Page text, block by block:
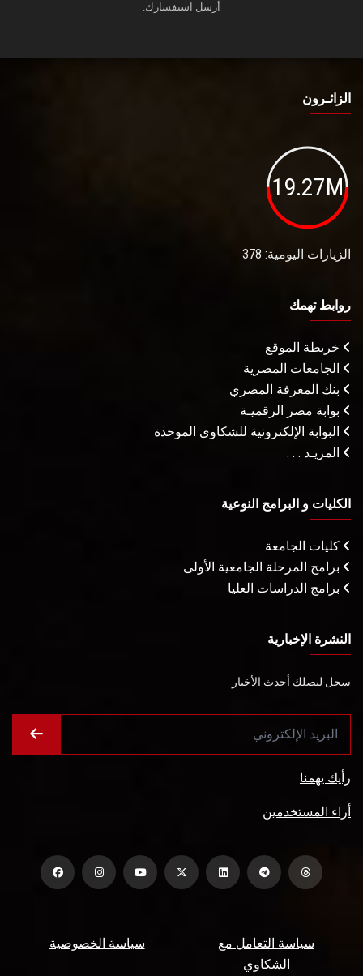
أرسل استفسارك.
الزائـرون
19.27M
الزيارات اليومية: 378
روابط تهمك
خريطة الموقع
الجامعات المصرية
بنك المعرفة المصري
بوابة مصر الرقميـة
البوابة الإلكترونية للشكاوى الموحدة
المزيـد . . .
الكليات و البرامج النوعية
كليات الجامعة
برامج المرحلة الجامعية الأولى
برامج الدراسات العليا
النشرة الإخبارية
سجل ليصلك أحدث الأخبار
رأيك يهمنا
أراء المستخدمين
سياسة الخصوصية
سياسة التعامل مع
الشكاوي